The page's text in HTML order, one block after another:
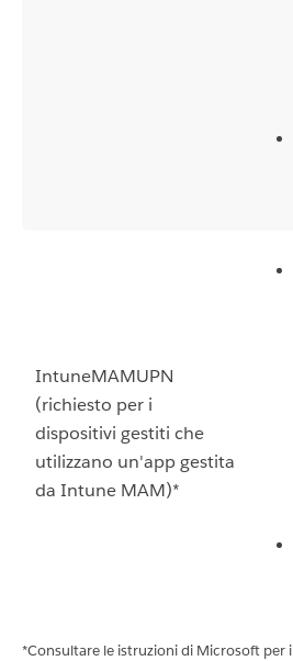
IntuneMAMUPN
(richiesto per i
dispositivi gestiti che
utilizzano un'app gestita
da Intune MAM)*
*Consultare le istruzioni di Microsoft per